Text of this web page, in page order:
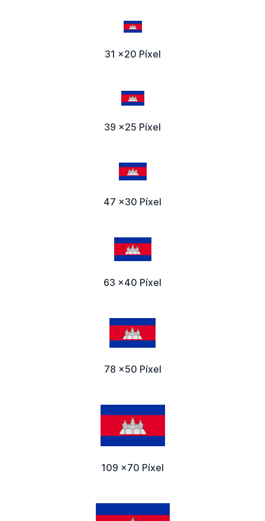
31 x20 Píxel
39 x25 Píxel
47 x30 Píxel
63 x40 Píxel
78 x50 Píxel
109 x70 Píxel